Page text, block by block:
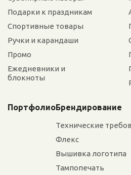
Подарки к праздникам
Спортивные товары
Ручки и карандаши
Промо
Ежедневники и
блокноты
ПортфолиоБрендирование
Технические
Флекс
Вышивка логотипа
Тампопечать